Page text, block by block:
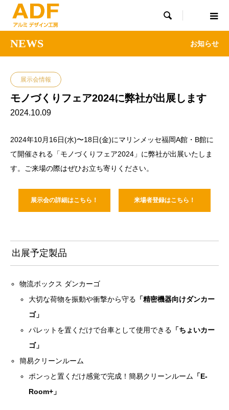

NEWS お知らせ
展示会情報
モノづくりフェア2024に弊社が出展します
2024.10.09
2024年10月16日(水)〜18日(金)にマリンメッセ福岡A館・B館に
て開催される「モノづくりフェア2024」に弊社が出展いたしま
す。ご来場の際はぜひお立ち寄りください。
展示会の詳細はこちら！ 来場者登録はこちら！
出展予定製品
物流ボックス ダンカーゴ
大切な荷物を振動や衝撃から守る 「精密機器向けダンカー
ゴ」
パレットを置くだけで台車として使用できる 「ちょいカー
ゴ」
簡易クリーンルーム
ポンっと置くだけ感覚で完成！簡易クリーンルーム 「E-
Room+」